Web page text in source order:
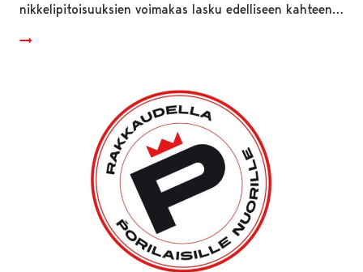
nikkelipitoisuuksien voimakas lasku edelliseen kahteen…